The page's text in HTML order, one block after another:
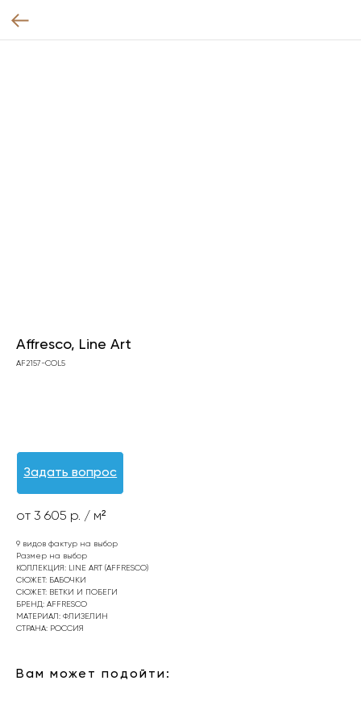
Affresco, Line Art
AF2157-COL5
Задать вопрос
от 3 605 р. / м²
9 видов фактур на выбор
Размер на выбор
КОЛЛЕКЦИЯ: LINE ART (AFFRESCO)
СЮЖЕТ: БАБОЧКИ
СЮЖЕТ: ВЕТКИ И ПОБЕГИ
БРЕНД: AFFRESCO
МАТЕРИАЛ: ФЛИЗЕЛИН
СТРАНА: РОССИЯ
Вам может подойти: